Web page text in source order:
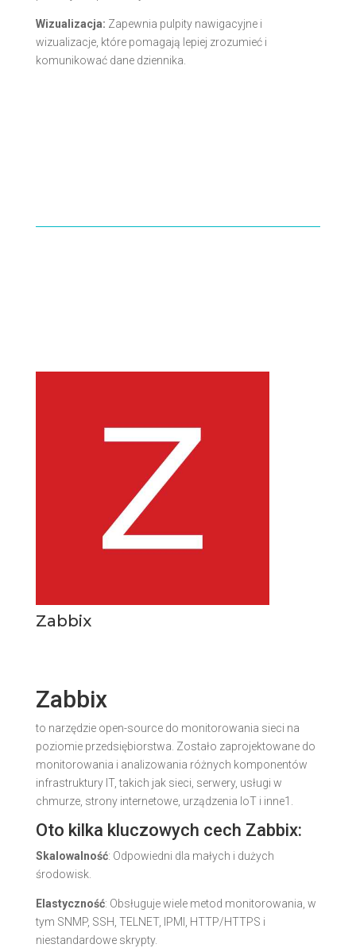
Wizualizacja: Zapewnia pulpity nawigacyjne i
wizualizacje, które pomagają lepiej zrozumieć i
komunikować dane dziennika.
Zabbix
Zabbix
to narzędzie open-source do monitorowania sieci na
poziomie przedsiębiorstwa. Zostało zaprojektowane do
monitorowania i analizowania różnych komponentów
infrastruktury IT, takich jak sieci, serwery, usługi w
chmurze, strony internetowe, urządzenia IoT i inne1.
Oto kilka kluczowych cech Zabbix:
Skalowalność: Odpowiedni dla małych i dużych
środowisk.
Elastyczność: Obsługuje wiele metod monitorowania, w
tym SNMP, SSH, TELNET, IPMI, HTTP/HTTPS i
niestandardowe skrypty.